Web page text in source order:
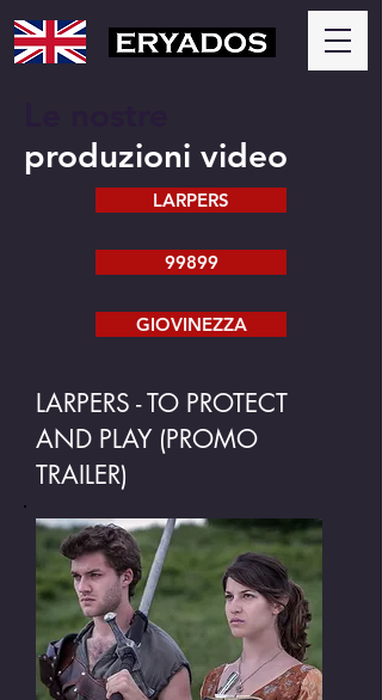
produzioni video
LARPERS
99899
GIOVINEZZA
LARPERS - TO PROTECT
AND PLAY (PROMO
TRAILER)